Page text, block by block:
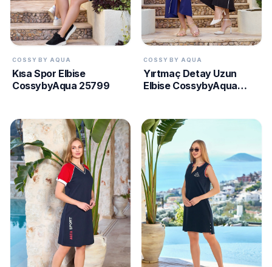
COSSY BY AQUA
Kısa Spor Elbise
CossybyAqua 25799
COSSY BY AQUA
Yırtmaç Detay Uzun
Elbise CossybyAqua